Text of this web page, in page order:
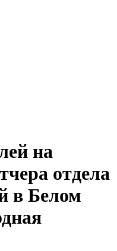
на
отдела
в Белом